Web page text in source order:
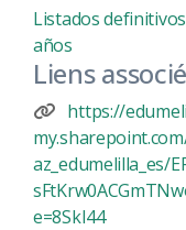
Listados
años
Liens
https://
az_edumelilla_es/
e=8SkI44